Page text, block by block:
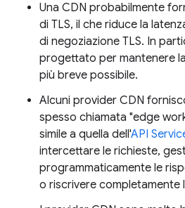
Una CDN probabilmente
di TLS, il che riduce la
di negoziazione TLS. In
progettato per mantenere
più breve possibile.
Alcuni provider CDN
spesso chiamata "edge
simile a quella dell'API
intercettare le richieste,
programmaticamente le
o riscrivere completamente